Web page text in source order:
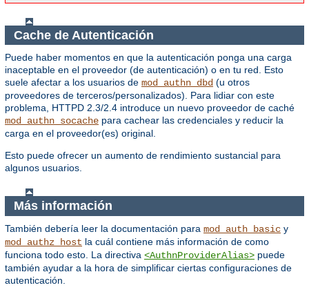
Cache de Autenticación
Puede haber momentos en que la autenticación ponga una carga
inaceptable en el proveedor (de autenticación) o en tu red. Esto
suele afectar a los usuarios de mod_authn_dbd (u otros
proveedores de terceros/personalizados). Para lidiar con este
problema, HTTPD 2.3/2.4 introduce un nuevo proveedor de caché
mod_authn_socache para cachear las credenciales y reducir la
carga en el proveedor(es) original.
Esto puede ofrecer un aumento de rendimiento sustancial para
algunos usuarios.
Más información
También debería leer la documentación para mod_auth_basic y
mod_authz_host la cuál contiene más información de como
funciona todo esto. La directiva <AuthnProviderAlias> puede
también ayudar a la hora de simplificar ciertas configuraciones de
autenticación.